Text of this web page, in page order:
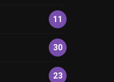
11
30
23